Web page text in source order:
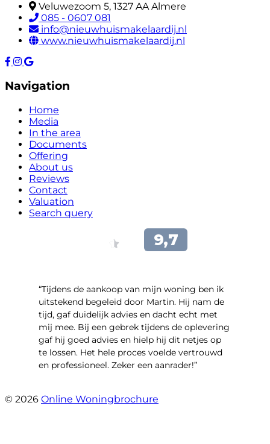
Veluwezoom 5, 1327 AA Almere
085 - 0607 081
info@nieuwhuismakelaardij.nl
www.nieuwhuismakelaardij.nl
Navigation
Home
Media
In the area
Documents
Offering
About us
Reviews
Contact
Valuation
Search query
“Tijdens de aankoop van mijn woning ben ik
uitstekend begeleid door Martin. Hij nam de
tijd, gaf duidelijk advies en dacht echt met
mij mee. Bij een gebrek tijdens de oplevering
gaf hij goed advies en hielp hij dit netjes op
te lossen. Het hele proces voelde vertrouwd
en professioneel. Zeker een aanrader!”
© 2026 Online Woningbrochure